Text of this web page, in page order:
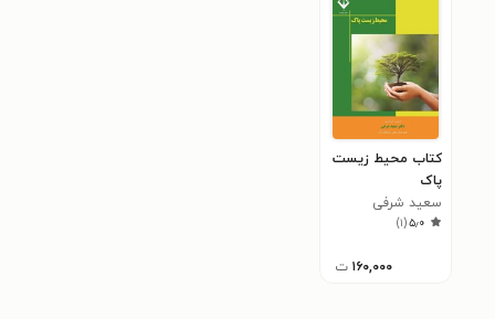
کتاب محیط زیست
پاک
سعید شرفی
۵٫۰(۱)
۱۶۰,۰۰۰ ت